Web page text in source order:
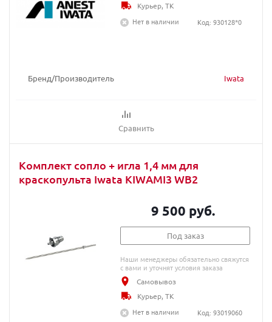
Бренд/Производитель Iwata
Сравнить
Курьер, ТК
Нет в наличии
Код: 930128*0
Комплект сопло + игла 1,4 мм для
краскопульта Iwata KIWAMI3 WB2
9 500 руб.
Под заказ
Наши менеджеры обязательно свяжутся
с вами и уточнят условия заказа
Самовывоз
Курьер, ТК
Нет в наличии
Код: 93019060